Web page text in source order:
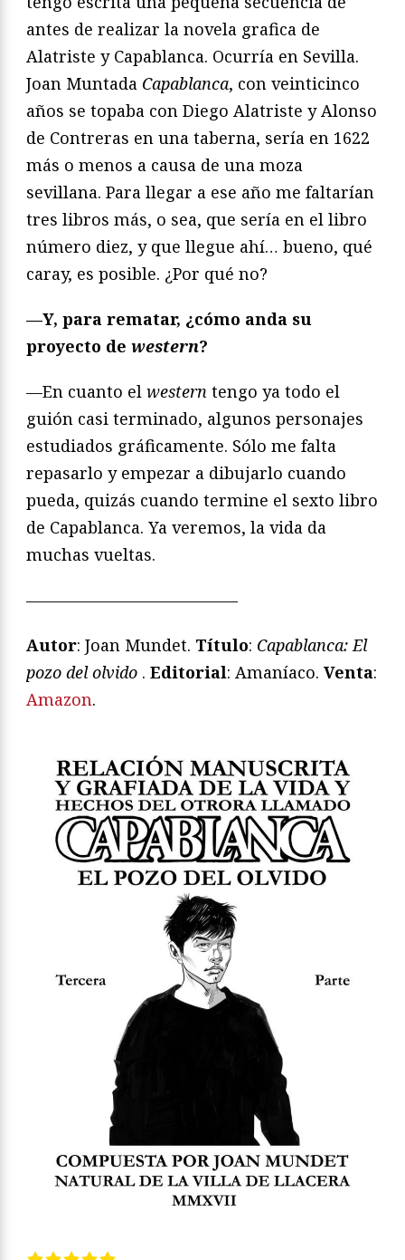
antes de realizar la novela grafica de
Alatriste y Capablanca. Ocurría en Sevilla.
Joan Muntada Capablanca, con veinticinco
años se topaba con Diego Alatriste y Alonso
de Contreras en una taberna, sería en 1622
más o menos a causa de una moza
sevillana. Para llegar a ese año me faltarían
tres libros más, o sea, que sería en el libro
número diez, y que llegue ahí… bueno, qué
caray, es posible. ¿Por qué no?
—Y, para rematar, ¿cómo anda su
proyecto de western?
—En cuanto el western tengo ya todo el
guión casi terminado, algunos personajes
estudiados gráficamente. Sólo me falta
repasarlo y empezar a dibujarlo cuando
pueda, quizás cuando termine el sexto libro
de Capablanca. Ya veremos, la vida da
muchas vueltas.
—————————————
Autor: Joan Mundet. Título: Capablanca: El
pozo del olvido . Editorial: Amaníaco. Venta:
Amazon.